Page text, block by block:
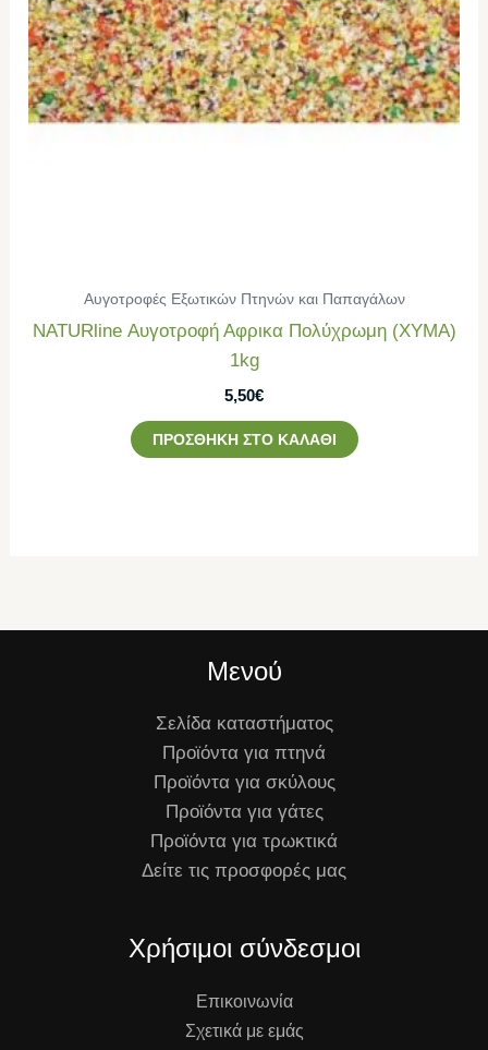
Αυγοτροφές Εξωτικών Πτηνών και Παπαγάλων
NATURline Αυγοτροφή Αφρικα Πολύχρωμη (ΧΥΜΑ)
1kg
5,50€
ΠΡΟΣΘΉΚΗ ΣΤΟ ΚΑΛΆΘΙ
Μενού
Σελίδα καταστήματος
Προϊόντα για πτηνά
Προϊόντα για σκύλους
Προϊόντα για γάτες
Προϊόντα για τρωκτικά
Δείτε τις προσφορές μας
Χρήσιμοι σύνδεσμοι
Επικοινωνία
Σχετικά με εμάς